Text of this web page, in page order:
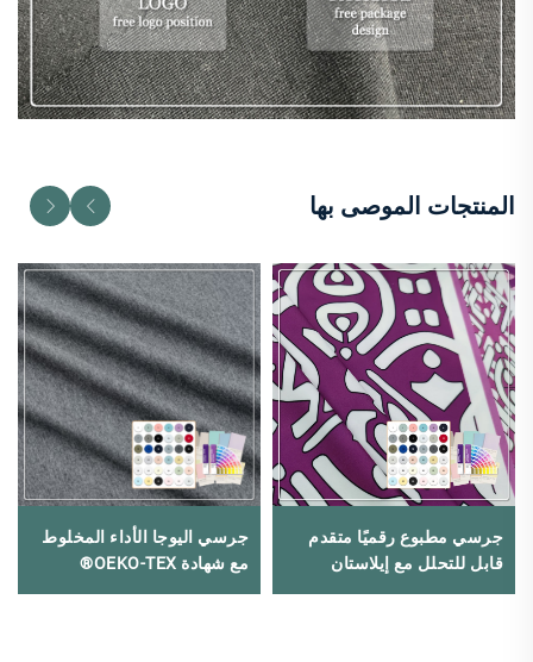
المنتجات الموصى بها
جرسي مطبوع رقميًا متقدم
قابل للتحلل مع إيلاستان
جرسي اليوجا الأداء المخلوط
مع شهادة OEKO-TEX®